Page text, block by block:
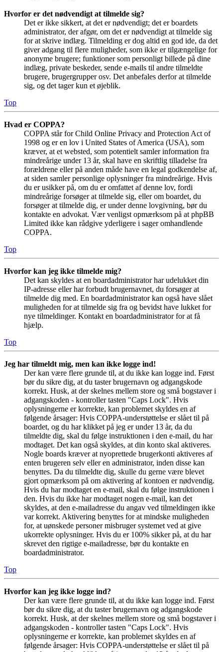
Hvorfor er det nødvendigt at tilmelde sig?
Det er ikke sikkert, at det er nødvendigt; det er boardets
administrator, der afgør, om det er nødvendigt at tilmelde sig
for at skrive indlæg. Tilmelding er dog altid en god ide, da det
giver adgang til flere muligheder, som ikke er tilgængelige for
anonyme brugere; funktioner som personligt billede på dine
indlæg, private beskeder, sende e-mails til andre tilmeldte
brugere, brugergrupper osv. Det anbefales derfor at tilmelde
sig, og det tager kun et øjeblik.
Top
Hvad er COPPA?
COPPA står for Child Online Privacy and Protection Act of
1998 og er en lov i United States of America (USA), som
kræver, at et websted, som potentielt samler information fra
mindreårige under 13 år, skal have en skriftlig tilladelse fra
forældrene eller på anden måde have en legal godkendelse af,
at siden samler personlige oplysninger fra mindreårige. Hvis
du er usikker på, om du er omfattet af denne lov, fordi
mindreårige forsøger at tilmelde sig, eller om boardet, du
forsøger at tilmelde dig, er under denne lovgivning, bør du
kontakte en advokat. Vær venligst opmærksom på at phpBB
Limited ikke kan rådgive yderligere i sager omhandlende
COPPA.
Top
Hvorfor kan jeg ikke tilmelde mig?
Det kan skyldes at en boardadministrator har udelukket din
IP-adresse eller har forbudt brugernavnet, du forsøger at
tilmelde dig med. En boardadministrator kan også have slået
muligheden for at tilmelde sig fra og bevidst have lukket for
nye tilmeldinger. Kontakt en boardadministrator for at få
hjælp.
Top
Jeg har tilmeldt mig, men kan ikke logge ind!
Der kan være flere grunde til, at du ikke kan logge ind. Først
bør du sikre dig, at du taster brugernavn og adgangskode
korrekt. Husk, at der skelnes mellem store og små bogstaver i
adgangskoden - kontroller tasten "Caps Lock". Hvis
oplysningerne er korrekte, kan problemet skyldes en af
følgende årsager: Hvis COPPA-understøttelse er slået til på
boardet, og du har klikket på jeg er under 13 år, da du
tilmeldte dig, skal du følge instruktionen i den e-mail, du har
modtaget. Det kan også skyldes, at din konto skal aktiveres.
Nogle boards kræver at nyoprettede brugerkonti aktiveres af
enten brugeren selv eller en administrator, inden disse kan
benyttes. Da du tilmeldte dig, skulle du gerne være blevet
gjort opmærksom på om aktivering af kontoen er nødvendig.
Hvis du har modtaget en e-mail, skal du følge instruktionen i
den. Hvis du ikke har modtaget nogen e-mail, kan det
skyldes, at den e-mailadresse du angav ved tilmeldingen ikke
var korrekt. Aktivering benyttes for at mindske muligheden
for, at uønskede personer misbruger systemet ved at give
ukorrekte oplysninger. Hvis du er 100% sikker på, at du har
skrevet den rigtige e-mailadresse, bør du kontakte en
boardadministrator.
Top
Hvorfor kan jeg ikke logge ind?
Der kan være flere grunde til, at du ikke kan logge ind. Først
bør du sikre dig, at du taster brugernavn og adgangskode
korrekt. Husk, at der skelnes mellem store og små bogstaver i
adgangskoden - kontroller tasten "Caps Lock". Hvis
oplysningerne er korrekte, kan problemet skyldes en af
følgende årsager: Hvis COPPA-understøttelse er slået til på